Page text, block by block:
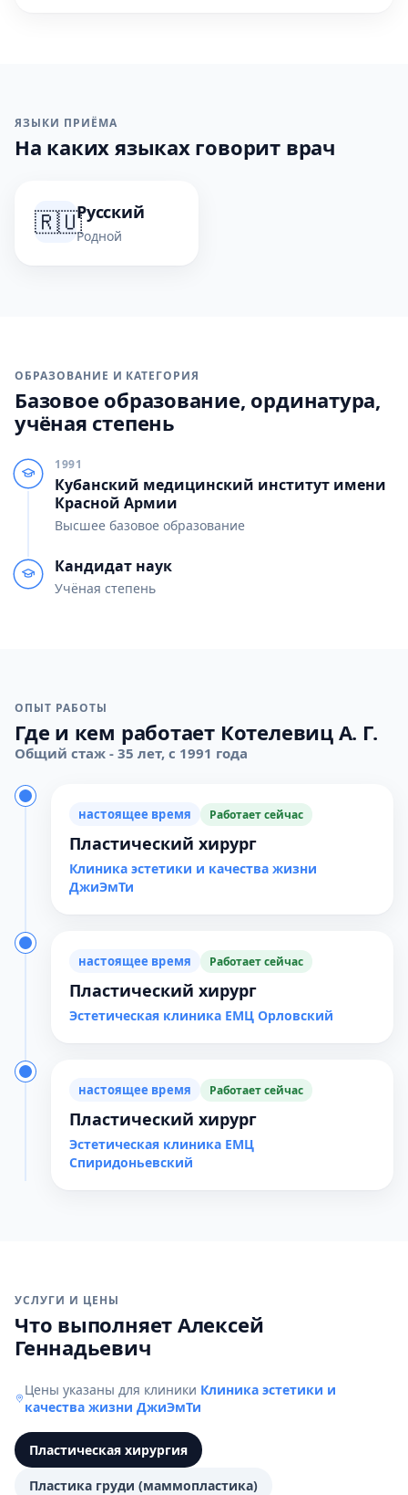
ЯЗЫКИ ПРИЁМА
На каких языках говорит врач
🇷🇺Русский
Родной
ОБРАЗОВАНИЕ И КАТЕГОРИЯ
Базовое образование, ординатура,
учёная степень
1991
Кубанский медицинский институт имени
Красной Армии
Высшее базовое образование
Кандидат наук
Учёная степень
ОПЫТ РАБОТЫ
Где и кем работает Котелевиц А. Г.
Общий стаж - 35 лет, с 1991 года
настоящее время Работает сейчас
Пластический хирург
Клиника эстетики и качества жизни
ДжиЭмТи
настоящее время Работает сейчас
Пластический хирург
Эстетическая клиника ЕМЦ Орловский
настоящее время Работает сейчас
Пластический хирург
Эстетическая клиника ЕМЦ
Спиридоньевский
УСЛУГИ И ЦЕНЫ
Что выполняет Алексей
Геннадьевич
Цены указаны для клиники Клиника эстетики и
качества жизни ДжиЭмТи
Пластическая хирургия
Пластика груди (маммопластика)